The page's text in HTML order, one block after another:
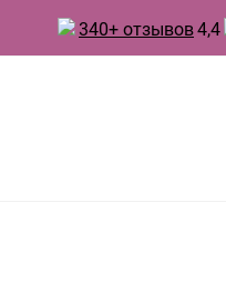
340+ отзывов4,4